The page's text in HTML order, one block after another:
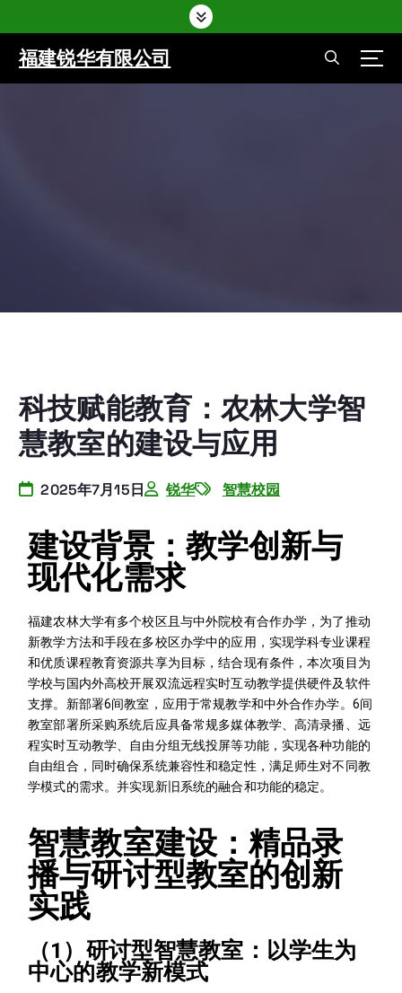
福建锐华有限公司
科技赋能教育：农林大学智
慧教室的建设与应用
2025年7月15日 锐华 智慧校园
建设背景：教学创新与
现代化需求
福建农林大学有多个校区且与中外院校有合作办学，为了推动
新教学方法和手段在多校区办学中的应用，实现学科专业课程
和优质课程教育资源共享为目标，结合现有条件，本次项目为
学校与国内外高校开展双流远程实时互动教学提供硬件及软件
支撑。新部署6间教室，应用于常规教学和中外合作办学。6间
教室部署所采购系统后应具备常规多媒体教学、高清录播、远
程实时互动教学、自由分组无线投屏等功能，实现各种功能的
自由组合，同时确保系统兼容性和稳定性，满足师生对不同教
学模式的需求。并实现新旧系统的融合和功能的稳定。
智慧教室建设：精品录
播与研讨型教室的创新
实践
（1）研讨型智慧教室：以学生为
中心的教学新模式